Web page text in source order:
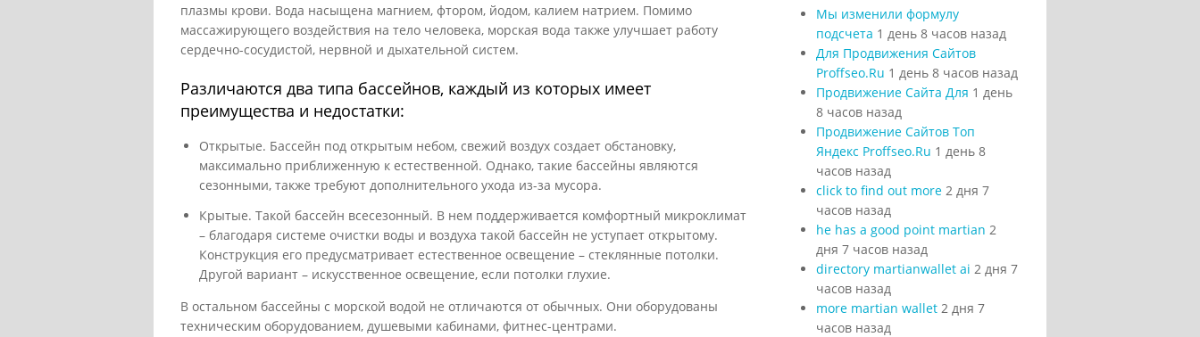
плазмы крови. Вода насыщена магнием, фтором, йодом, калием натрием. Помимо
массажирующего воздействия на тело человека, морская вода также улучшает работу
сердечно-сосудистой, нервной и дыхательной систем.
Различаются два типа бассейнов, каждый из которых имеет
преимущества и недостатки:
Открытые. Бассейн под открытым небом, свежий воздух создает обстановку,
максимально приближенную к естественной. Однако, такие бассейны являются
сезонными, также требуют дополнительного ухода из-за мусора.
Крытые. Такой бассейн всесезонный. В нем поддерживается комфортный микроклимат
– благодаря системе очистки воды и воздуха такой бассейн не уступает открытому.
Конструкция его предусматривает естественное освещение – стеклянные потолки.
Другой вариант – искусственное освещение, если потолки глухие.
В остальном бассейны с морской водой не отличаются от обычных. Они оборудованы
техническим оборудованием, душевыми кабинами, фитнес-центрами.
Мы изменили формулу
подсчета 1 день 8 часов назад
Для Продвижения Сайтов
Proffseo.Ru 1 день 8 часов назад
Продвижение Сайта Для 1 день
8 часов назад
Продвижение Сайтов Топ
Яндекс Proffseo.Ru 1 день 8
часов назад
click to find out more 2 дня 7
часов назад
he has a good point martian 2
дня 7 часов назад
directory martianwallet ai 2 дня 7
часов назад
more martian wallet 2 дня 7
часов назад